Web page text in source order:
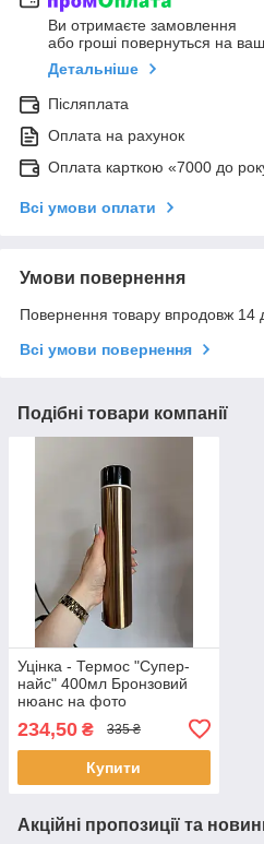
Ви отримаєте замовлення
або гроші повернуться на
Детальніше
Післяплата
Оплата на рахунок
Оплата карткою «7000 до
Всі умови оплати
Умови повернення
Повернення товару впродовж 14
Всі умови повернення
Подібні товари компанії
Уцінка - Термос "Супер-
найс" 400мл Бронзовий
нюанс на фото
234,50 ₴ 335 ₴
Купити
Акційні пропозиції та